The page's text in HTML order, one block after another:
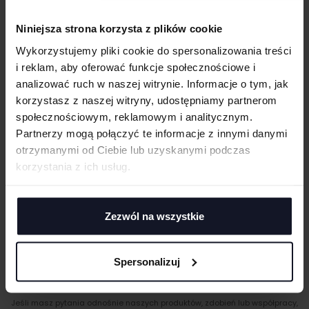
Niniejsza strona korzysta z plików cookie
Wykorzystujemy pliki cookie do spersonalizowania treści
i reklam, aby oferować funkcje społecznościowe i
analizować ruch w naszej witrynie. Informacje o tym, jak
korzystasz z naszej witryny, udostępniamy partnerom
społecznościowym, reklamowym i analitycznym.
Partnerzy mogą połączyć te informacje z innymi danymi
otrzymanymi od Ciebie lub uzyskanymi podczas
korzystania z ich usług.
Zezwól na wszystkie
Spersonalizuj
Idealne do sublimacji
GRAMATURA I SKŁAD
CERTYFIKATY
TECHNIKI ZDOBIENIA
Haft komputerowy
Sitodruk to technika znakowania, która wygrywa trwałością i ceną przy
Flex/Flock
Zdobienie przy pomocy folii flex lub flock pozwala na aplikację
materiału wyciętego przez ploter bezpośrednio na odzieży, koszulkach,
DOSTAWA I PŁATNOŚĆ
ANULUJ
MASZ PYTANIA? ZAPYTAJ SPECJALISTĘ
Jeśli masz pytania odnośnie naszych produktów, zdobień lub współpracy,